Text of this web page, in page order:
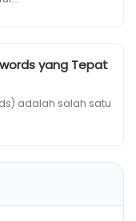
yang Tepat
adalah salah satu